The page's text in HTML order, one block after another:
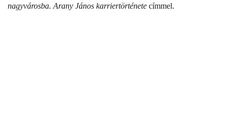
nagyvárosba. Arany János karriertörténete címmel.